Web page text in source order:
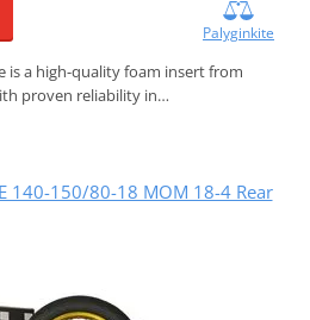
Palyginkite
is a high-quality foam insert from
proven reliability in…
140-150/80-18 MOM 18-4 Rear